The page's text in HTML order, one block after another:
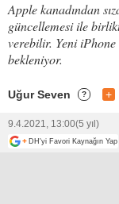
Apple kanadından
güncellemesi ile
verebilir. Yeni
bekleniyor.
Uğur Seven ? +
9.4.2021, 13:00(5 yıl)
+ DH'yi Favori Kaynağın Yap